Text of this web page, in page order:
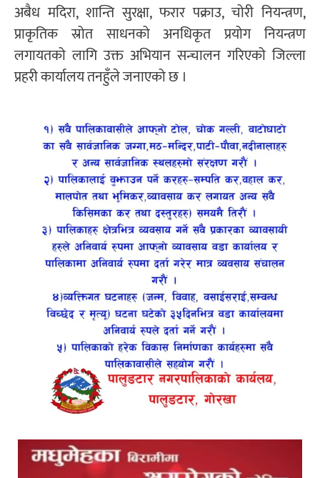
अबैध मदिरा, शान्ति सुरक्षा, फरार पक्राउ, चोरी नियन्त्रण,
प्राकृतिक स्रोत साधनको अनधिकृत प्रयोग नियन्त्रण
लगायतको लागि उक्त अभियान सन्चालन गरिएको जिल्ला
प्रहरी कार्यालय तनहुँले जनाएको छ ।